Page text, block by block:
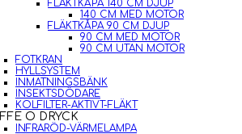
FLÄKTKÅPA 140 CM DJUP
140 CM MED MOTOR
FLÄKTKÅPA 90 CM DJUP
90 CM MED MOTOR
90 CM UTAN MOTOR
FOTKRAN
HYLLSYSTEM
INMATNINGSBÄNK
INSEKTSDÖDARE
KOLFILTER-AKTIVT-FLÄKT
O DRYCK
INFRARÖD-VÄRMELAMPA